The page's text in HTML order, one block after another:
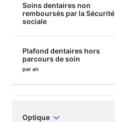
Soins dentaires non
remboursés par la Sécurité
sociale
Plafond dentaires hors
parcours de soin
par an
Optique